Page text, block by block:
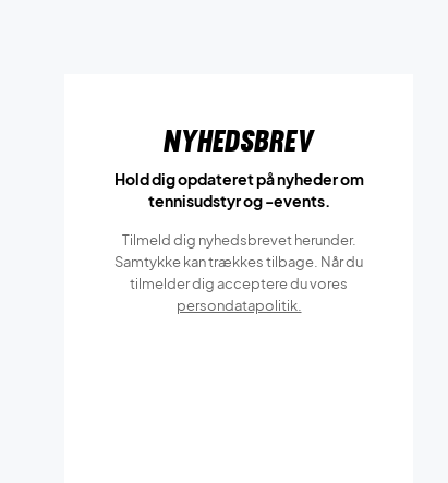
Nyhedsbrev
Hold dig opdateret på nyheder om
tennisudstyr og -events.
Tilmeld dig nyhedsbrevet herunder.
Samtykke kan trækkes tilbage. Når du
tilmelder dig acceptere du vores
persondatapolitik.